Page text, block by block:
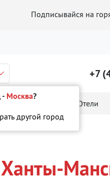
Подписывайся на
- Москва?
другой город
+7
онлайн Отели